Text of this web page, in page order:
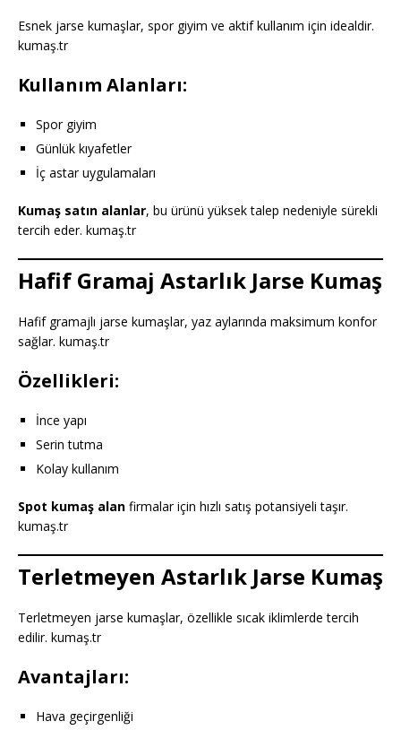
Esnek jarse kumaşlar, spor giyim ve aktif kullanım için idealdir.
kumaş.tr
Kullanım Alanları:
Spor giyim
Günlük kıyafetler
İç astar uygulamaları
Kumaş satın alanlar, bu ürünü yüksek talep nedeniyle sürekli
tercih eder. kumaş.tr
Hafif Gramaj Astarlık Jarse Kumaş
Hafif gramajlı jarse kumaşlar, yaz aylarında maksimum konfor
sağlar. kumaş.tr
Özellikleri:
İnce yapı
Serin tutma
Kolay kullanım
Spot kumaş alan firmalar için hızlı satış potansiyeli taşır.
kumaş.tr
Terletmeyen Astarlık Jarse Kumaş
Terletmeyen jarse kumaşlar, özellikle sıcak iklimlerde tercih
edilir. kumaş.tr
Avantajları:
Hava geçirgenliği